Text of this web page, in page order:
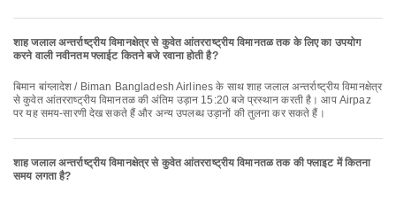
शाह जलाल अन्तर्राष्ट्रीय विमानक्षेत्र से कुवेत आंतरराष्ट्रीय विमानतळ तक के लिए का उपयोग
करने वाली नवीनतम फ्लाईट कितने बजे रवाना होती है?
बिमान बांग्लादेश / Biman Bangladesh Airlines के साथ शाह जलाल अन्तर्राष्ट्रीय विमानक्षेत्र
से कुवेत आंतरराष्ट्रीय विमानतळ की अंतिम उड़ान 15:20 बजे प्रस्थान करती है। आप Airpaz
पर यह समय-सारणी देख सकते हैं और अन्य उपलब्ध उड़ानों की तुलना कर सकते हैं।
शाह जलाल अन्तर्राष्ट्रीय विमानक्षेत्र से कुवेत आंतरराष्ट्रीय विमानतळ तक की फ्लाइट में कितना
समय लगता है?